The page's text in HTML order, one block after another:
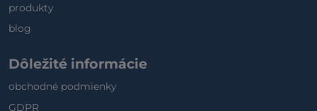
produkty
blog
Dôležité informácie
obchodné podmienky
GDPR